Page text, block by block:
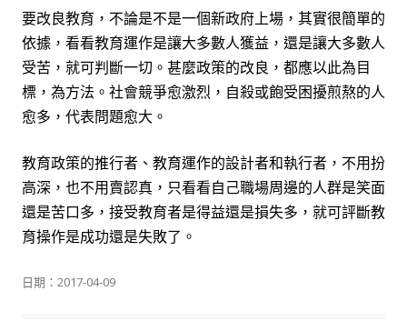
要改良教育，不論是不是一個新政府上場，其實很簡單的
依據，看看教育運作是讓大多數人獲益，還是讓大多數人
受苦，就可判斷一切。甚麼政策的改良，都應以此為目
標，為方法。社會競爭愈激烈，自殺或飽受困擾煎熬的人
愈多，代表問題愈大。
教育政策的推行者、教育運作的設計者和執行者，不用扮
高深，也不用賣認真，只看看自己職場周邊的人群是笑面
還是苦口多，接受教育者是得益還是損失多，就可評斷教
育操作是成功還是失敗了。
日期： 2017-04-09